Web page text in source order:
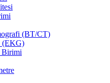
(BT/CT)
(EKG)
Birimi